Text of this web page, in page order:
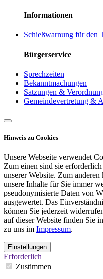
Informationen
Schießwarnung für den
Bürgerservice
Sprechzeiten
Bekanntmachungen
Satzungen &
Gemeindevertretung &
Hinweis zu Cookies
Unsere Webseite verwendet
Zum einen sind sie
unserer Website. Zum
unsere Inhalte für Sie immer
pseudonymisierte Daten von
ausgewertet. Das
können Sie jederzeit
auf dieser Website finden Sie
zu uns im Impressum.
Einstellungen
Erforderlich
Zustimmen